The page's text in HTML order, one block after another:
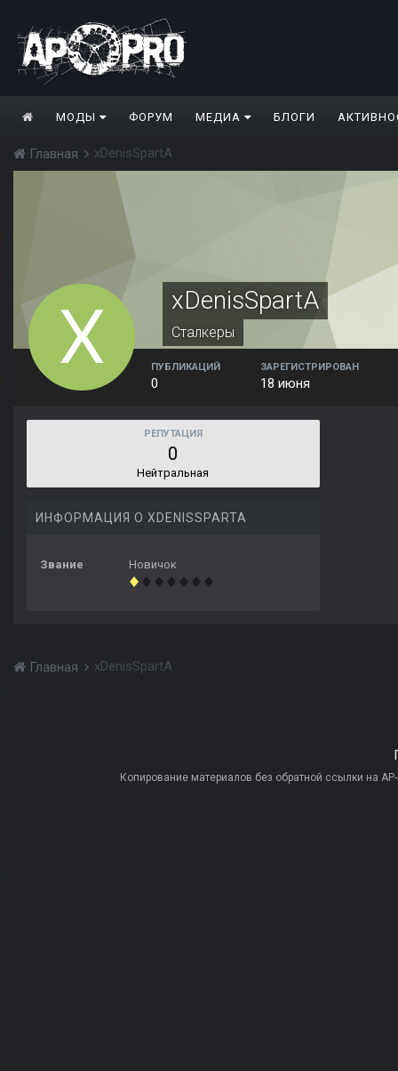
МОДЫ ФОРУМ МЕДИА БЛОГИ
Главная xDenisSpartA
xDenisSpartA
Сталкеры
ПУБЛИКАЦИЙ
0
ЗАРЕГИСТРИРОВАН
18 июня
РЕПУТАЦИЯ
0
Нейтральная
ИНФОРМАЦИЯ О XDENISSPARTA
Звание Новичок
Главная xDenisSpartA
Копирование материалов без обратной ссылки на